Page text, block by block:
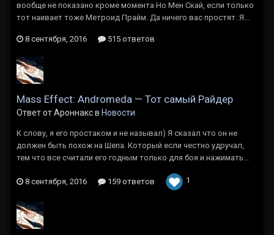
вообще не показано кроме момента Но Мен Скай, если только
тот наивает тоже Метроид Прайм. Да ничего вас простят. Я...
8 сентября, 2016 515 ответов
Mass Effect: Andromeda — Тот самый Райдер
Ответ от Ароннакс в Новости
К слову, я его простаком и не называл) Я сказал что он не
должен быть похож на Шепа. Который если честно удручал,
тем что все считали его годным только для боя и нажимать...
8 сентября, 2016 159 ответов 1